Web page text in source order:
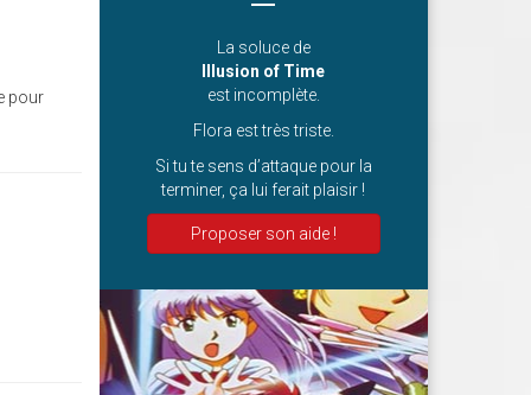
pour
La soluce de
Illusion of Time
est incomplète.
Flora est très triste.
Si tu te sens d’attaque pour la
terminer, ça lui ferait plaisir !
Proposer son aide !